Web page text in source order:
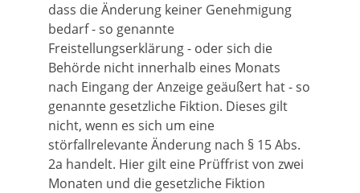
dass die Änderung keiner Genehmigung
bedarf - so genannte
Freistellungserklärung - oder sich die
Behörde nicht innerhalb eines Monats
nach Eingang der Anzeige geäußert hat - so
genannte gesetzliche Fiktion. Dieses gilt
nicht, wenn es sich um eine
störfallrelevante Änderung nach § 15 Abs.
2a handelt. Hier gilt eine Prüffrist von zwei
Monaten und die gesetzliche Fiktion